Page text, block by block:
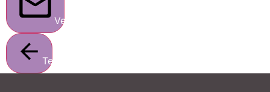
Verstuur
Terug